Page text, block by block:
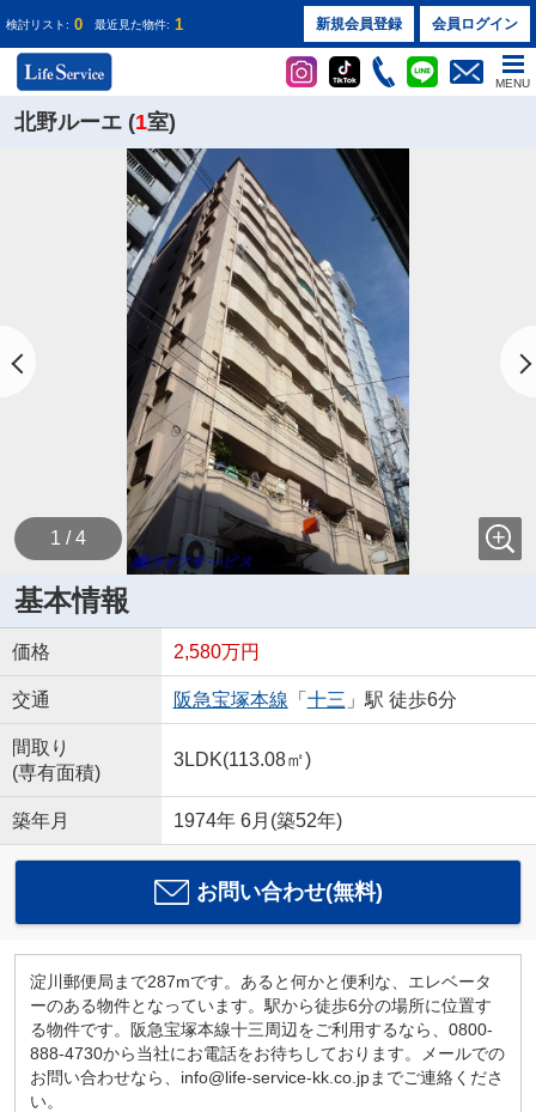
検討リスト: 0 最近見た物件: 1 新規会員登録 会員ログイン
MENU
北野ルーエ (1室)
1 / 4
基本情報
価格 2,580万円
交通 阪急宝塚本線 「 十三 」駅 徒歩6分
間取り
(専有面積)
3LDK(113.08㎡)
築年月 1974年 6月(築52年)
お問い合わせ(無料)
淀川郵便局まで287mです。あると何かと便利な、エレベータ
ーのある物件となっています。駅から徒歩6分の場所に位置す
る物件です。阪急宝塚本線十三周辺をご利用するなら、0800-
888-4730から当社にお電話をお待ちしております。メールでの
お問い合わせなら、info@life-service-kk.co.jpまでご連絡くださ
い。